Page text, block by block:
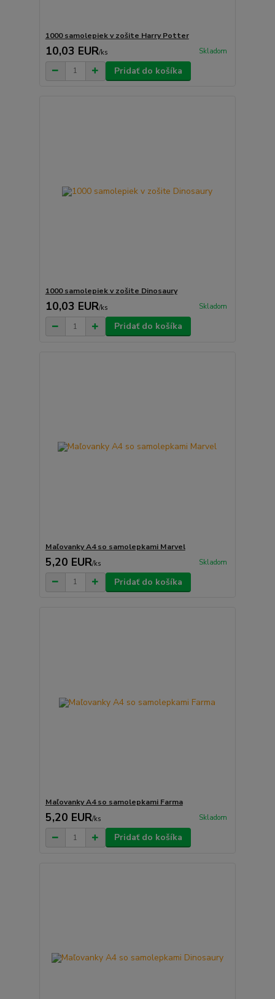
1000 samolepiek v zošite Harry Potter
10,03 EUR/ks Skladom
Pridať do košíka
1000 samolepiek v zošite Dinosaury
10,03 EUR/ks Skladom
Pridať do košíka
Maľovanky A4 so samolepkami Marvel
5,20 EUR/ks Skladom
Pridať do košíka
Maľovanky A4 so samolepkami Farma
5,20 EUR/ks Skladom
Pridať do košíka